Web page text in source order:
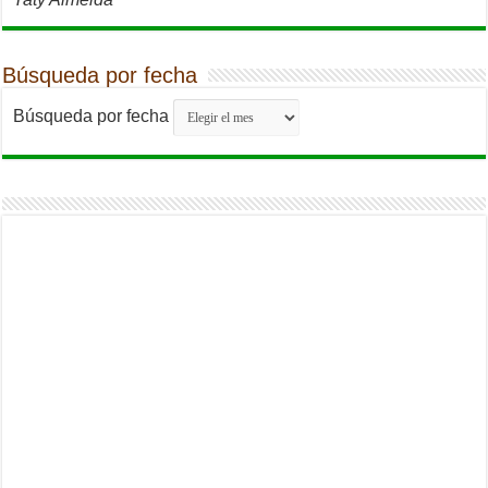
Búsqueda por fecha
Búsqueda por fecha